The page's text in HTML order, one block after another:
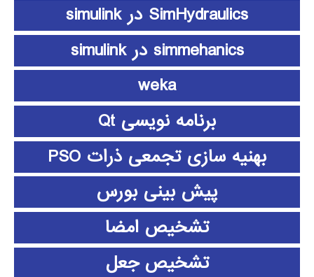
SimHydraulics در simulink
simmehanics در simulink
weka
برنامه نویسی Qt
بهنیه سازی تجمعی ذرات PSO
پیش بینی بورس
تشخیص امضا
تشخیص جعل